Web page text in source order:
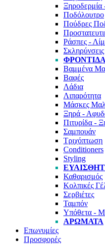
Ξηροδερμία
Ποδόλουτρο
Πούδρες
Ράσπες -
Σκληρύνσεις
Βαμμένα
Βαφές
Λάδια
Λιπαρότητα
Μάσκες
Ξηρά -
Πιτυρίδα -
Σαμπουάν
Τριχόπτωση
Conditioners
Styling
Καθαρισμός
Κολπικές
Σερβιέτες
Ταμπόν
Υπόθετα -
ΑΡΏΜΑΤΑ
Επωνυμίες
Προσφορές